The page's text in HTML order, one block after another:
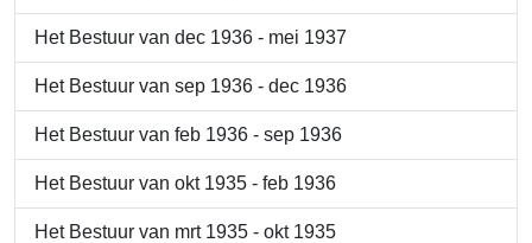
Het Bestuur van dec 1936 - mei 1937
Het Bestuur van sep 1936 - dec 1936
Het Bestuur van feb 1936 - sep 1936
Het Bestuur van okt 1935 - feb 1936
Het Bestuur van mrt 1935 - okt 1935